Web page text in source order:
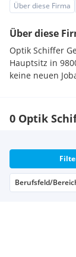
Über diese Firma
Über diese
Optik Schiffer
Hauptsitz in
keine neuen
0 Optik
Berufsfeld/